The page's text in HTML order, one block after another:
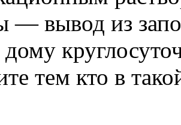
— вывод из
дому
тем кто в